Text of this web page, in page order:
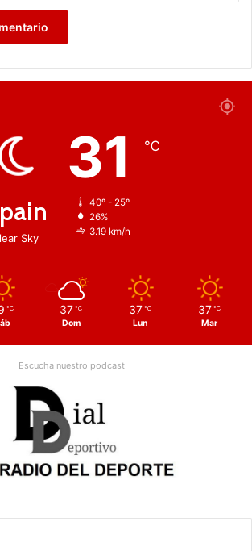
Sky
31 ℃
40º - 25º
26%
3.19 km/h
℃ 37 ℃
Dom
37 ℃
Lun
37 ℃
Mar
Escucha nuestro podcast